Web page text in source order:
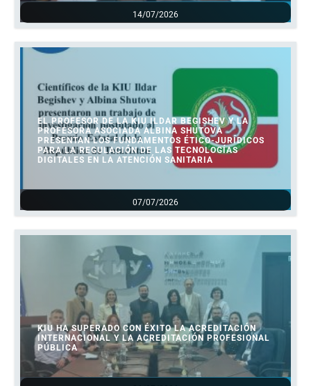
14/07/2026
07/07/2026
EL PROFESOR DE LA KIU ILDAR BEGISHEV Y LA
PROFESORA ASOCIADA ALBINA SHUTOVA
PRESENTAN LOS FUNDAMENTOS ÉTICO-JURÍDICOS
PARA LA REGULACIÓN DE LAS TECNOLOGÍAS
DIGITALES EN LA ATENCIÓN SANITARIA
KIU HA SUPERADO CON ÉXITO LA ACREDITACIÓN
INTERNACIONAL Y LA ACREDITACIÓN PROFESIONAL
PÚBLICA